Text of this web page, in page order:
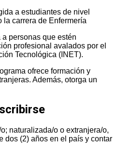
a estudiantes de nivel
la carrera de Enfermería
personas que estén
profesional avalados por el
Tecnológica (INET).
ofrece formación y
Además, otorga un
naturalizada/o o extranjera/o,
dos (2) años en el país y contar